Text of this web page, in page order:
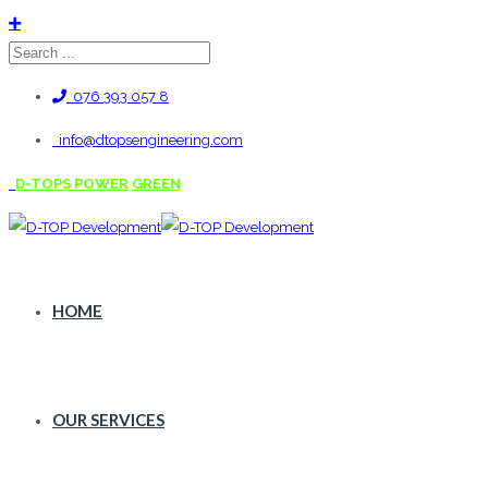
076 393 057 8
info@dtopsengineering.com
D-TOPS POWER GREEN
HOME
OUR SERVICES